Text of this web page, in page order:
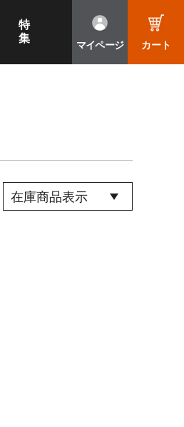
特
集
マイページ カート